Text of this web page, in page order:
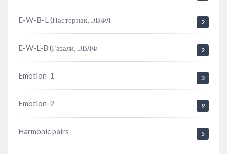
E-W-B-L (Пастернак, ЭВФЛ 2
E-W-L-B (Газали, ЭВЛФ 2
Emotion-1 3
Emotion-2 9
Harmonic pairs 5